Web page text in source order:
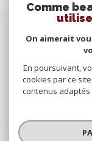
Comme
On aimerait
En poursuivant,
cookies par ce
contenus